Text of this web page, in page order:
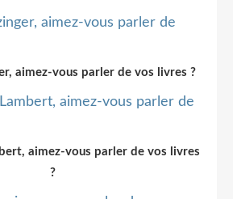
aimez-vous parler de vos livres ?
aimez-vous parler de vos livres
?